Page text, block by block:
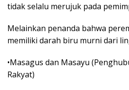
tidak selalu merujuk pada
Melainkan penanda bahwa
memiliki darah biru murni dari
•Masagus dan Masayu
Rakyat)